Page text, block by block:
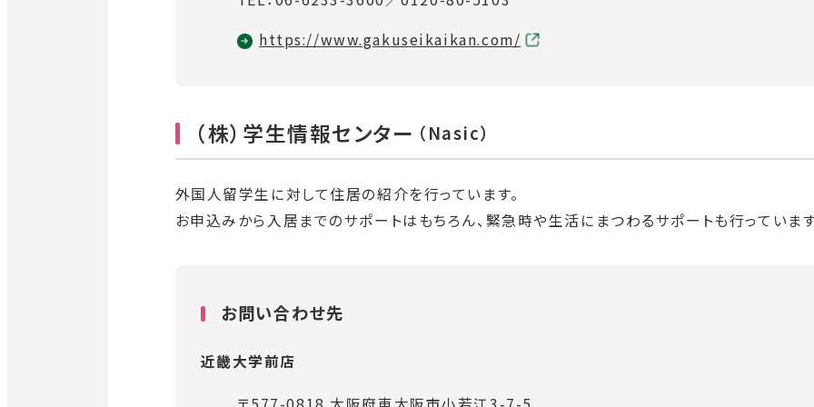
外
ト
を
別
ウ
ウ
開
き
https://www.gakuseikaikan.com/
（株）学生情報センター （Nasic）
外国人留学生に対して住居の紹介を行っています。
お申込みから入居までのサポートはもちろん、緊急時や生活にまつわるサポートも行っています
お問い合わせ先
近畿大学前店